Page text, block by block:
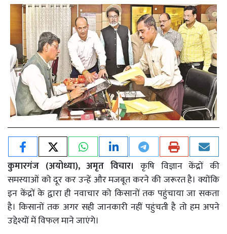
कुमारगंज (अयोध्या), अमृत विचार। कृषि विज्ञान केंद्रों की
समस्याओं को दूर कर उन्हें और मजबूत करने की जरूरत है। क्योंकि
इन केंद्रों के द्वारा ही नवाचार को किसानों तक पहुंचाया जा सकता
है। किसानों तक अगर सही जानकारी नहीं पहुंचती है तो हम अपने
उद्देश्यों में विफल माने जाएंगे।